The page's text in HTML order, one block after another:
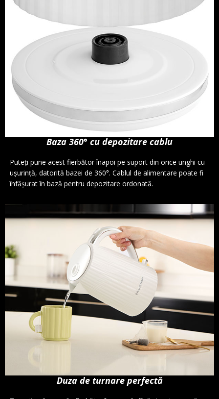
Baza 360° cu depozitare cablu
Puteți pune acest fierbător înapoi pe suport din orice unghi cu
ușurință, datorită bazei de 360°. Cablul de alimentare poate fi
înfăşurat în bază pentru depozitare ordonată.
Duza de turnare perfectă